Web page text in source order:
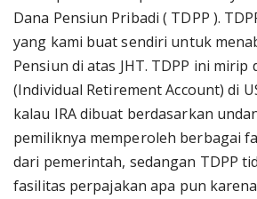
Dana Pensiun Pribadi ( TDPP ).
yang kami buat sendiri untuk
Pensiun di atas JHT. TDPP ini mirip
(Individual Retirement Account) di
kalau IRA dibuat berdasarkan
pemiliknya memperoleh berbagai
dari pemerintah, sedangan TDPP
fasilitas perpajakan apa pun